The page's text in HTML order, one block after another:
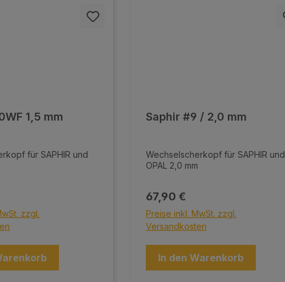
1,5 mm
für SAPHIR und
zzgl.
Saphir #9 / 2,0 mm
Wechselscherkopf für SAPHIR und
OPAL 2,0 mm
Regulärer Preis:
67,90 €
Preise inkl. MwSt. zzgl.
Versandkosten
In den Warenkorb